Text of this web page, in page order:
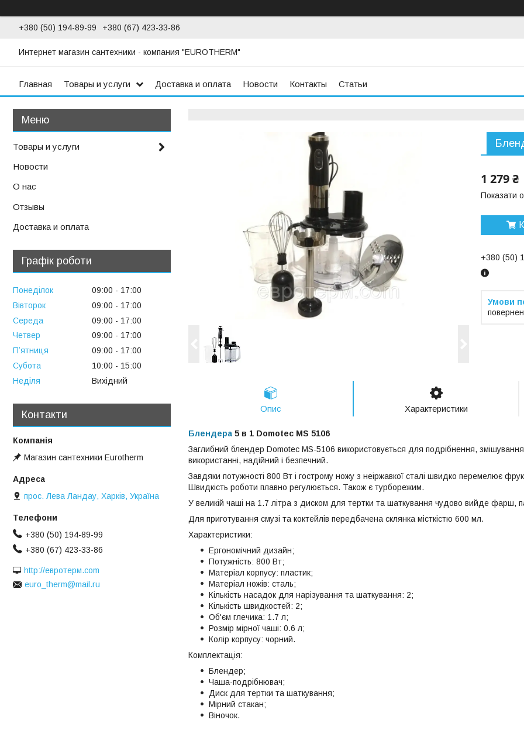
+380 (50) 194-89-99 +380 (67) 423-33-86
Интернет магазин сантехники - компания "EUROTHERM"
Главная Товары и услуги Доставка и оплата Новости Контакты Статьи
1 279 ₴
Показати
+380 (50)
Опис Характеристики
Блендера 5 в 1 Domotec MS 5106
Заглибний блендер Domotec MS-5106 використовується для подрібнення,
використанні, надійний і безпечний.
Завдяки потужності 800 Вт і гострому ножу з неіржавкої сталі швидко перемелює
Швидкість роботи плавно регулюється. Також є турборежим.
У великій чаші на 1.7 літра з диском для тертки та шаткування чудово вийде фарш,
Для приготування смузі та коктейлів передбачена склянка місткістю 600 мл.
Характеристики:
Ергономічний дизайн;
Потужність: 800 Вт;
Матеріал корпусу: пластик;
Матеріал ножів: сталь;
Кількість насадок для нарізування та шаткування: 2;
Кількість швидкостей: 2;
Об'єм глечика: 1.7 л;
Розмір мірної чаші: 0.6 л;
Колір корпусу: чорний.
Комплектація:
Блендер;
Чаша-подрібнювач;
Диск для тертки та шаткування;
Мірний стакан;
Віночок.
Товары и услуги
Новости
О нас
Отзывы
Доставка и оплата
Графік роботи
Понеділок 09:00
17:00
Вівторок
09:00
17:00
Середа
09:00
17:00
Четвер
09:00
17:00
Пʼятниця
09:00
17:00
Субота
10:00
15:00
Неділя
Вихідний
Контакти
Магазин сантехники Eurotherm
прос. Лева Ландау, Харків, Україна
+380 (50) 194-89-99
+380 (67) 423-33-86
http://евротерм.com
euro_therm@mail.ru